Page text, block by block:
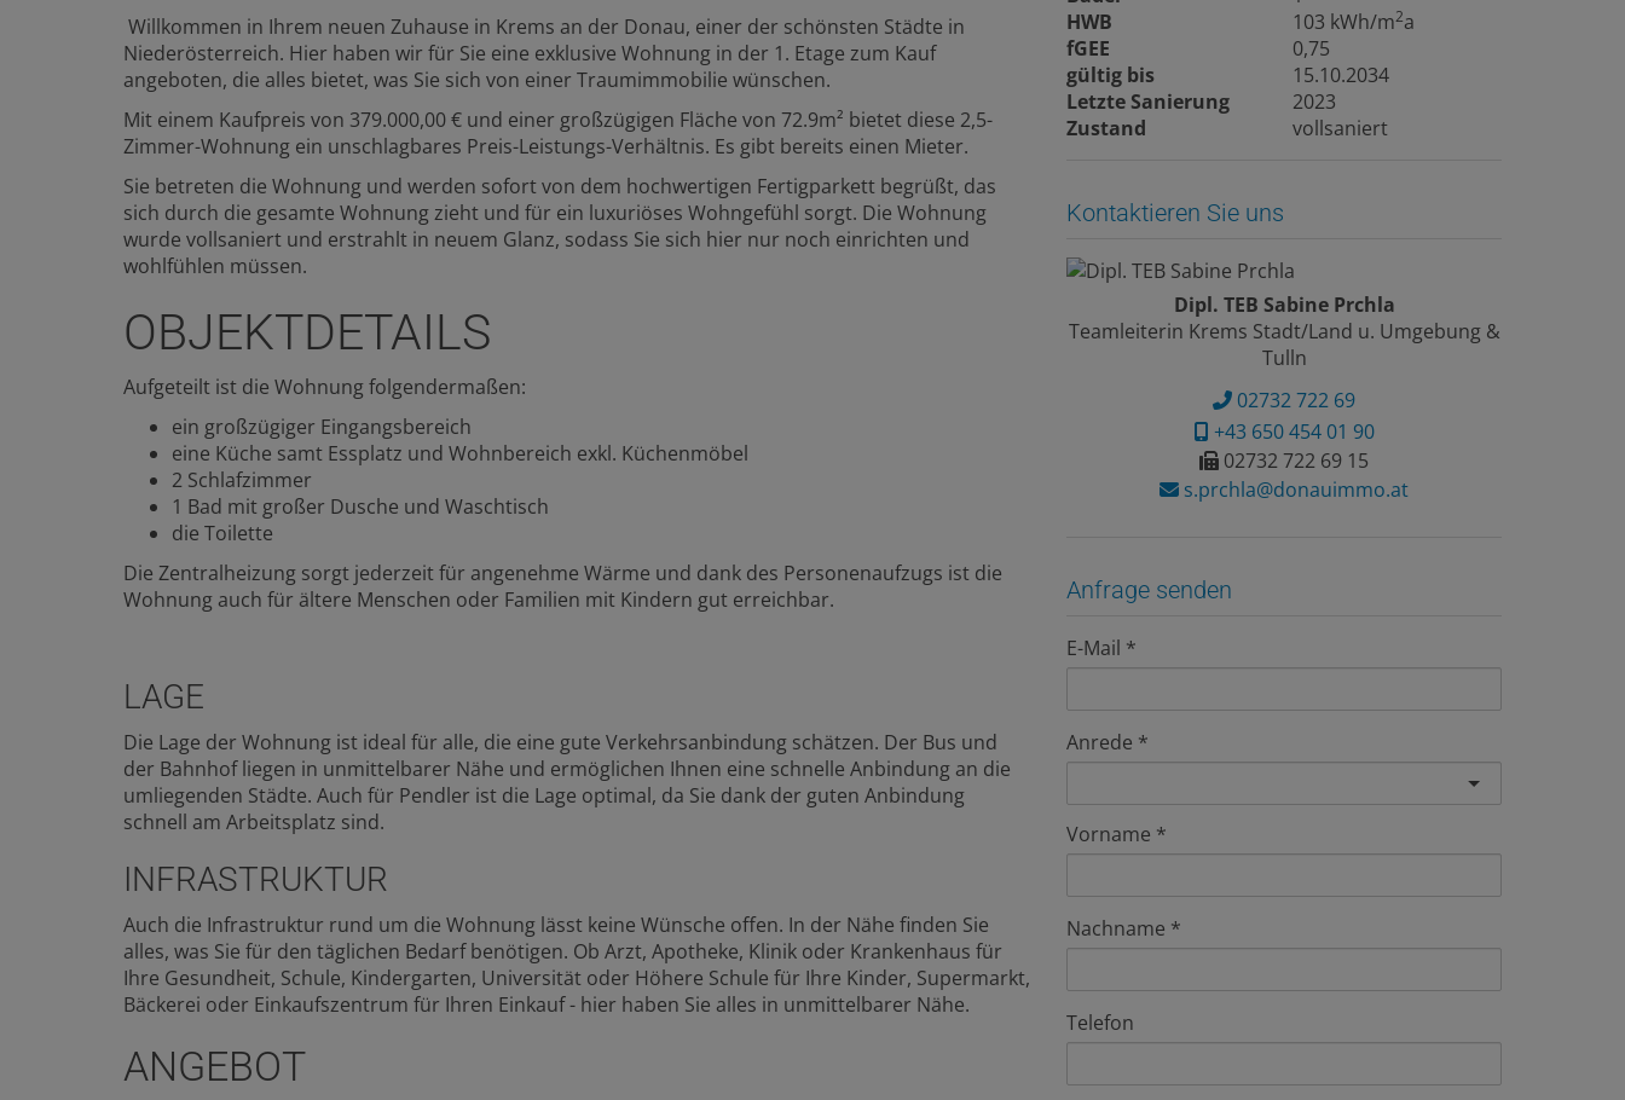
Willkommen in Ihrem neuen Zuhause in Krems an der Donau, einer der schönsten Städte in
Niederösterreich. Hier haben wir für Sie eine exklusive Wohnung in der 1. Etage zum Kauf
angeboten, die alles bietet, was Sie sich von einer Traumimmobilie wünschen.
Mit einem Kaufpreis von 379.000,00 € und einer großzügigen Fläche von 72.9m² bietet diese 2,5-
Zimmer-Wohnung ein unschlagbares Preis-Leistungs-Verhältnis. Es gibt bereits einen Mieter.
Sie betreten die Wohnung und werden sofort von dem hochwertigen Fertigparkett begrüßt, das
sich durch die gesamte Wohnung zieht und für ein luxuriöses Wohngefühl sorgt. Die Wohnung
wurde vollsaniert und erstrahlt in neuem Glanz, sodass Sie sich hier nur noch einrichten und
wohlfühlen müssen.
OBJEKTDETAILS
Aufgeteilt ist die Wohnung folgendermaßen:
ein großzügiger Eingangsbereich
eine Küche samt Essplatz und Wohnbereich exkl. Küchenmöbel
2 Schlafzimmer
1 Bad mit großer Dusche und Waschtisch
die Toilette
Die Zentralheizung sorgt jederzeit für angenehme Wärme und dank des Personenaufzugs ist die
Wohnung auch für ältere Menschen oder Familien mit Kindern gut erreichbar.
LAGE
Die Lage der Wohnung ist ideal für alle, die eine gute Verkehrsanbindung schätzen. Der Bus und
der Bahnhof liegen in unmittelbarer Nähe und ermöglichen Ihnen eine schnelle Anbindung an die
umliegenden Städte. Auch für Pendler ist die Lage optimal, da Sie dank der guten Anbindung
schnell am Arbeitsplatz sind.
INFRASTRUKTUR
Auch die Infrastruktur rund um die Wohnung lässt keine Wünsche offen. In der Nähe finden Sie
alles, was Sie für den täglichen Bedarf benötigen. Ob Arzt, Apotheke, Klinik oder Krankenhaus für
Ihre Gesundheit, Schule, Kindergarten, Universität oder Höhere Schule für Ihre Kinder, Supermarkt,
Bäckerei oder Einkaufszentrum für Ihren Einkauf - hier haben Sie alles in unmittelbarer Nähe.
ANGEBOT
HWB
103 kWh/m2a
fGEE
0,75
gültig bis
15.10.2034
Letzte Sanierung
2023
Zustand
vollsaniert
Kontaktieren Sie uns
Dipl. TEB Sabine Prchla
Teamleiterin Krems Stadt/Land u. Umgebung &
Tulln
02732 722 69
+43 650 454 01 90
02732 722 69 15
s.prchla@donauimmo.at
Anfrage senden
E-Mail
Anrede
Vorname
Nachname
Telefon